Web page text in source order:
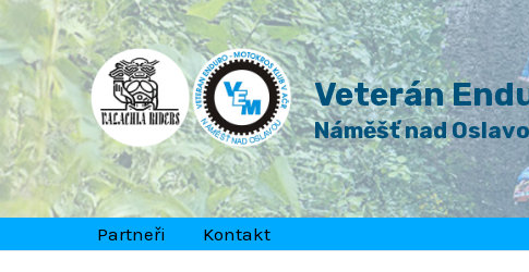
Přeskočit
na
obsah
Veterán
Náměšť nad
Partneři Kontakt
Post
navigation